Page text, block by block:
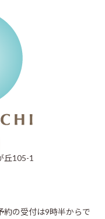
丘105-1
の受付は9時半からで